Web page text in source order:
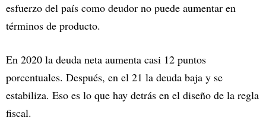
esfuerzo del país como deudor no puede aumentar en
términos de producto.
En 2020 la deuda neta aumenta casi 12 puntos
porcentuales. Después, en el 21 la deuda baja y se
estabiliza. Eso es lo que hay detrás en el diseño de la regla
fiscal.